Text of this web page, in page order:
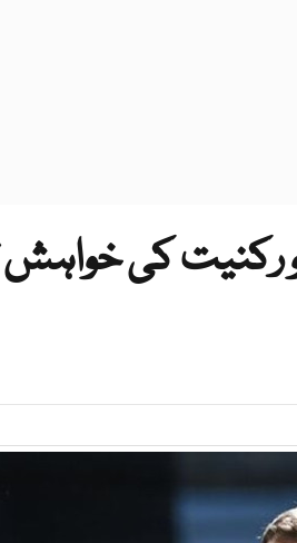
رکنیت کی